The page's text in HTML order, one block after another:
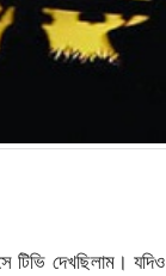
টিভি দেখছিলাম।